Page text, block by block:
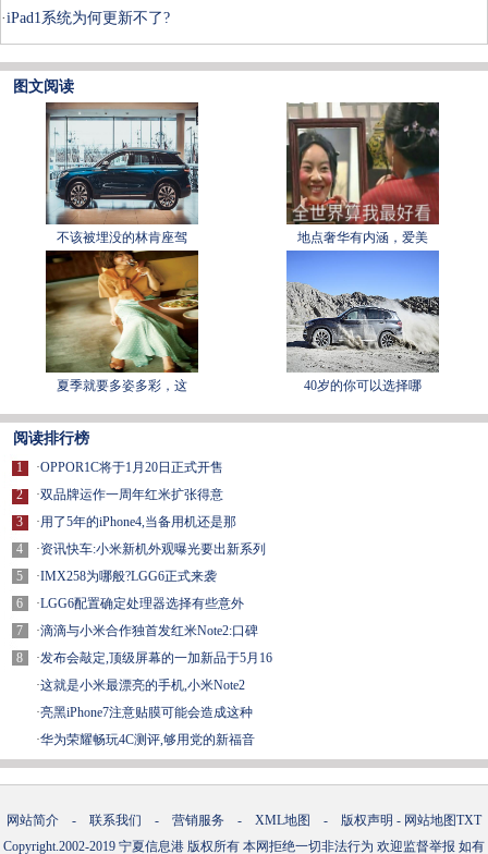
·iPad1系统为何更新不了?
图文阅读
不该被埋没的林肯座驾 地点奢华有内涵，爱美
夏季就要多姿多彩，这 40岁的你可以选择哪
阅读排行榜
1
2
3
4
5
6
7
8
·OPPOR1C将于1月20日正式开售
·双品牌运作一周年红米扩张得意
·用了5年的iPhone4,当备用机还是那
·资讯快车:小米新机外观曝光要出新系列
·IMX258为哪般?LGG6正式来袭
·LGG6配置确定处理器选择有些意外
·滴滴与小米合作独首发红米Note2:口碑
·发布会敲定,顶级屏幕的一加新品于5月16
·这就是小米最漂亮的手机,小米Note2
·亮黑iPhone7注意贴膜可能会造成这种
·华为荣耀畅玩4C测评,够用党的新福音
网站简介 - 联系我们 - 营销服务 - XML地图 - 版权声明 - 网站地图TXT
Copyright.2002-2019 宁夏信息港 版权所有 本网拒绝一切非法行为 欢迎监督举报 如有